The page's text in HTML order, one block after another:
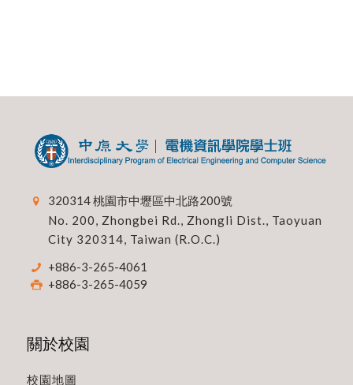
320314 桃園市中壢區中北路200號
No. 200, Zhongbei Rd., Zhongli Dist., Taoyuan
City 320314, Taiwan (R.O.C.)
+886-3-265-4061
+886-3-265-4059
關於校園
校園地圖